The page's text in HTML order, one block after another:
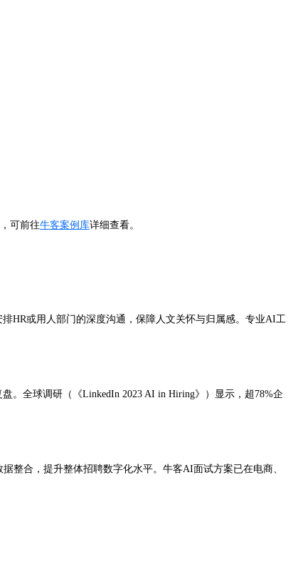
可前往牛客案例库详细查看。
HR或用人部门的深度沟通，保障人文关怀与归属感。专业AI工
。全球调研（《LinkedIn 2023 AI in Hiring》）显示，超78%企
整合，提升整体招聘数字化水平。牛客AI面试方案已在电商、